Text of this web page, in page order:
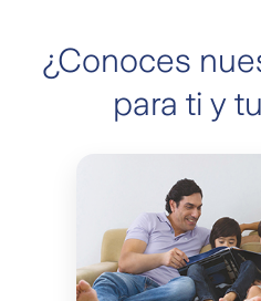
¿Conoces
para ti y